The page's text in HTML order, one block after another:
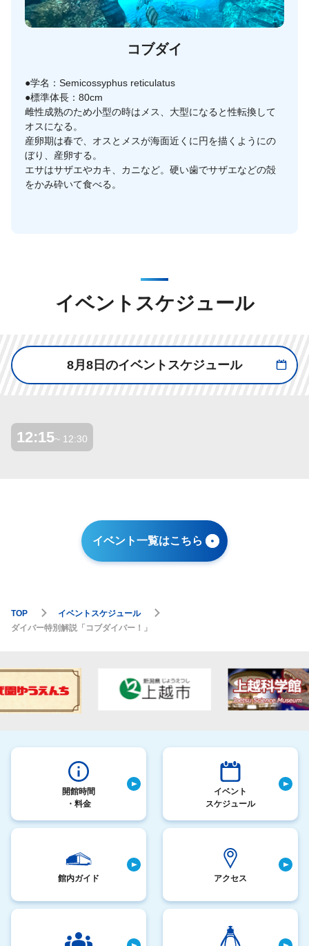
コブダイ
●学名：Semicossyphus reticulatus
●標準体長：80cm
雌性成熟のため小型の時はメス、大型になると性転換して
オスになる。
産卵期は春で、オスとメスが海面近くに円を描くようにの
ぼり、産卵する。
エサはサザエやカキ、カニなど。硬い歯でサザエなどの殻
をかみ砕いて食べる。
イベントスケジュール
8月8日のイベントスケジュール
12:15~ 12:30
イベント一覧はこちら
TOP
イベントスケジュール
ダイバー特別解説「コブダイバー！」
開館時間
・料金
イベント
スケジュール
館内ガイド アクセス